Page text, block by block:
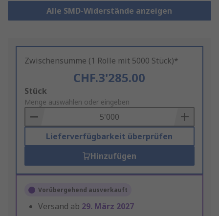
Alle SMD-Widerstände anzeigen
Zwischensumme (1 Rolle mit 5000 Stück)*
CHF.3'285.00
Add
to
Basket
Stück
Menge auswählen oder eingeben
Lieferverfügbarkeit überprüfen
Hinzufügen
Vorübergehend ausverkauft
Versand ab 29. März 2027